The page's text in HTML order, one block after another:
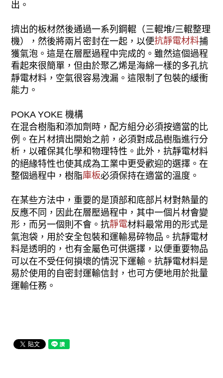
出。
擠出的板材然後通過一系列鋼輥（三輥堆/三輥整理
機），然後將兩片密封在一起，以便抗靜電材料捕
獲氣泡。這是在層壓過程中完成的。雖然這個過程
看起來很簡單，但由於聚乙烯是海綿一樣的多孔抗
靜電材料，空氣很容易洩漏。這限制了包裝的緩衝
能力。
POKA YOKE 機構
在混合樹脂和添加劑時，配方組分必須按適當的比
例。在片材擠出開始之前，必須對成品樹脂進行分
析，以確保其化學和物理特性。此外，抗靜電材料
的絕緣特性也使其成為工業中更受歡迎的選擇。在
整個過程中，樹脂庫板必須保持在適當的溫度。
在某些方法中，重要的是頂部和底部片材對熱量的
反應不同，因此在層壓過程中，其中一個片材會變
形，而另一個則不會。抗靜電材料最常用的形式是
氣泡袋，用於安全包裝和運輸易碎物品。抗靜電材
料是透明的，也有金屬色可供選擇，以便重要物品
可以在不受任何損壞的情況下運輸。抗靜電材料是
易於使用的自密封運輸信封，也可方便地用於批量
運輸任務。